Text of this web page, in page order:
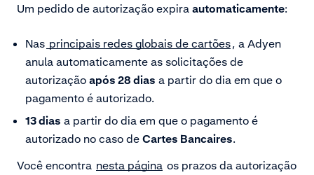
Um pedido de autorização expira automaticamente:
Nas principais redes globais de cartões, a Adyen
anula automaticamente as solicitações de
autorização após 28 dias a partir do dia em que o
pagamento é autorizado.
13 dias a partir do dia em que o pagamento é
autorizado no caso de Cartes Bancaires.
Você encontra nesta página os prazos da autorização